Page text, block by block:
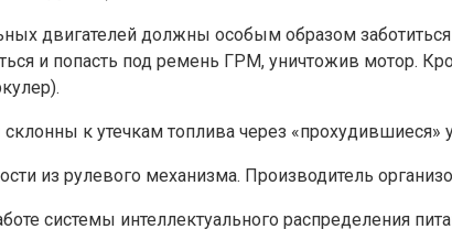
двигателей должны особым образом
и попасть под ремень ГРМ, уничтожив мотор.
к утечкам топлива через
из рулевого механизма. Производитель
системы интеллектуального распределения